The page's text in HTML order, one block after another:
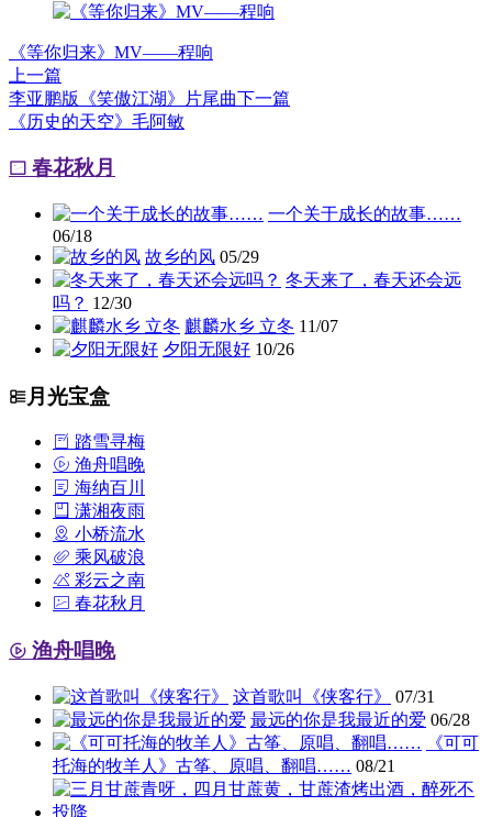
《等你归来》MV——程响
上一篇
李亚鹏版《笑傲江湖》片尾曲下一篇
《历史的天空》毛阿敏
春花秋月
一个关于成长的故事……
06/18
故乡的风 05/29
冬天来了，春天还会远
吗？ 12/30
麒麟水乡 立冬 11/07
夕阳无限好 10/26
月光宝盒
踏雪寻梅
渔舟唱晚
海纳百川
潇湘夜雨
小桥流水
乘风破浪
彩云之南
春花秋月
渔舟唱晚
这首歌叫《侠客行》
07/31
最远的你是我最近的爱 06/28
《可可
托海的牧羊人》古筝、原唱、翻唱…… 08/21